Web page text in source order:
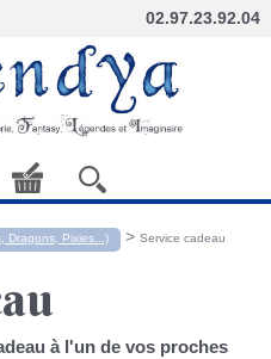
02.97.23.92.04
Dragons, Pixies...) > Service cadeau
à l'un de vos proches